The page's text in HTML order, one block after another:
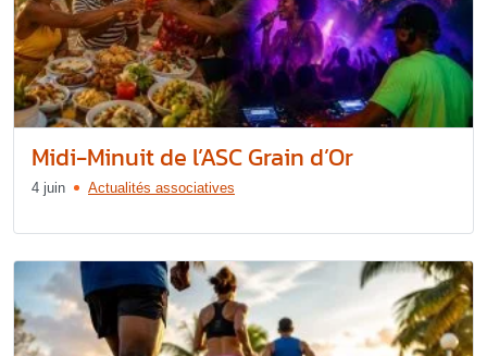
Midi-Minuit de l’ASC Grain d’Or
4 juin Actualités associatives